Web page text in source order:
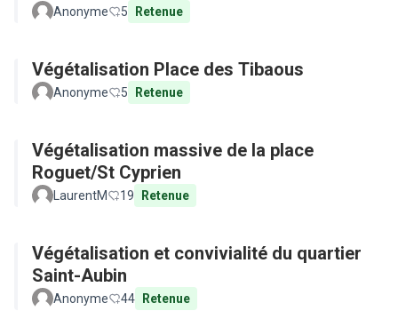
Anonyme 5 Retenue
Végétalisation Place des Tibaous
Anonyme 5 Retenue
Végétalisation massive de la place
Roguet/St Cyprien
LaurentM 19 Retenue
Végétalisation et convivialité du quartier
Saint-Aubin
Anonyme 44 Retenue